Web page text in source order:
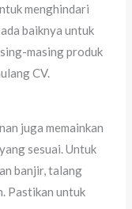
menghindari
baiknya untuk
masing produk
CV.
juga memainkan
sesuai. Untuk
banjir, talang
Pastikan untuk